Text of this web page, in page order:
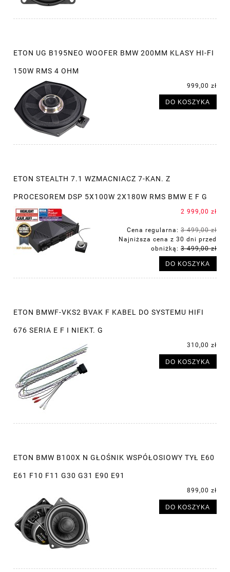
ETON UG B195NEO WOOFER BMW 200MM KLASY HI-FI
150W RMS 4 OHM
999,00 zł
DO KOSZYKA
ETON STEALTH 7.1 WZMACNIACZ 7-KAN. Z
PROCESOREM DSP 5X100W 2X180W RMS BMW E F G
2 999,00 zł
Cena regularna: 3 499,00 zł
Najniższa cena z 30 dni przed
obniżką: 3 499,00 zł
DO KOSZYKA
ETON BMWF-VKS2 BVAK F KABEL DO SYSTEMU HIFI
676 SERIA E F I NIEKT. G
310,00 zł
DO KOSZYKA
ETON BMW B100X N GŁOŚNIK WSPÓŁOSIOWY TYŁ E60
E61 F10 F11 G30 G31 E90 E91
899,00 zł
DO KOSZYKA